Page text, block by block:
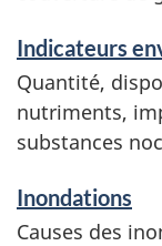
Indicateurs
Quantité,
nutriments,
substances
Inondations
Causes des